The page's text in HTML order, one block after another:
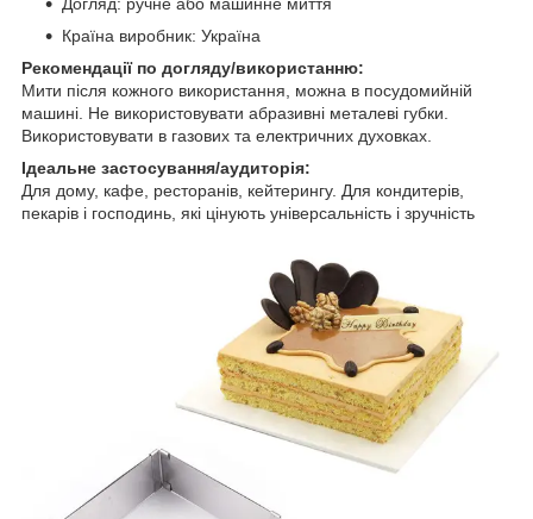
Країна виробник: Україна
Рекомендації по догляду/використанню:
Мити після кожного використання, можна в посудомийній
машині. Не використовувати абразивні металеві губки.
Використовувати в газових та електричних духовках.
Ідеальне застосування/аудиторія:
Для дому, кафе, ресторанів, кейтерингу. Для кондитерів,
пекарів і господинь, які цінують універсальність і зручність